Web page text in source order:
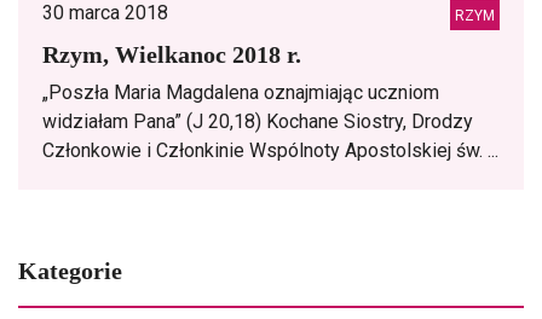
30 marca 2018 RZYM
Rzym, Wielkanoc 2018 r.
„Poszła Maria Magdalena oznajmiając uczniom
widziałam Pana” (J 20,18) Kochane Siostry, Drodzy
Członkowie i Członkinie Wspólnoty Apostolskiej św. ...
Kategorie